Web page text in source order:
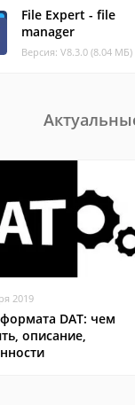
File Expert - file
manager
Версия: V8.3.0 (8.04 МБ)
2019
DAT: чем
описание,